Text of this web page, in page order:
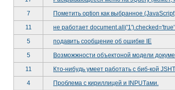
7
Пометить option как выбранное
11
не работает
5
подавить сообщение об ошибке IE
5
Возможжности объектоной модели
11
Кто-нибудь умеет работать с биб-кой
4
Проблема с кириллицей и INPUTами.